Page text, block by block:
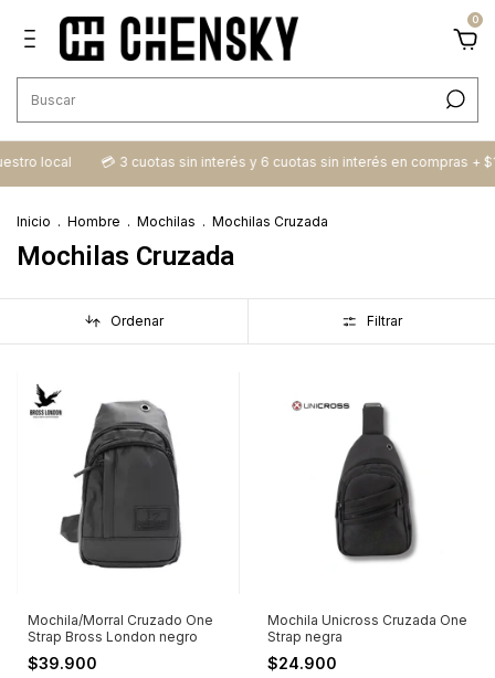
0
💳​ 3 cuotas sin interés y 6 cuotas sin interés en compras +
Inicio . Hombre . Mochilas . Mochilas Cruzada
Mochilas Cruzada
Ordenar Filtrar
Mochila/Morral Cruzado One
Strap Bross London negro
$39.900
Mochila Unicross Cruzada One
Strap negra
$24.900